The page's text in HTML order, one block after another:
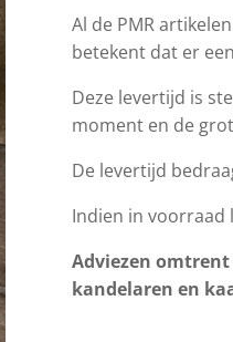
Al de PMR
betekent dat er
Deze levertijd is
moment en de
De levertijd
Indien in voorraad
Adviezen
kandelaren en